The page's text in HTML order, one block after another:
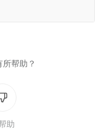
帮助？
助